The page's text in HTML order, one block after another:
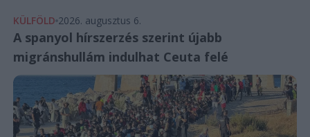
KÜLFÖLD 2026. augusztus 6.
A spanyol hírszerzés szerint újabb
migránshullám indulhat Ceuta felé